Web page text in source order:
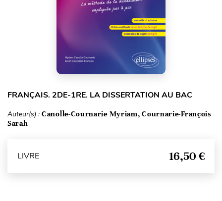
FRANÇAIS. 2DE-1RE. LA DISSERTATION AU BAC
Auteur(s) : Canolle-Cournarie Myriam, Cournarie-François
Sarah
LIVRE 16,50 €